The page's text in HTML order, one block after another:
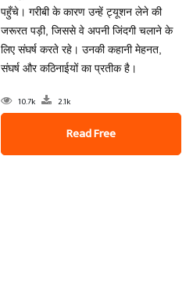
पहुँचे। गरीबी के कारण उन्हें ट्यूशन लेने की
जरूरत पड़ी, जिससे वे अपनी जिंदगी चलाने के
लिए संघर्ष करते रहे। उनकी कहानी मेहनत,
संघर्ष और कठिनाईयों का प्रतीक है।
10.7k 2.1k
Read Free